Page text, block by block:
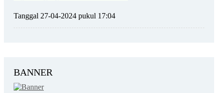
Tanggal 27-04-2024 pukul 17:04
BANNER